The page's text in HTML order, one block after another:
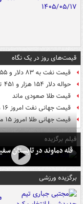
قیمت‌های روز در یک نگاه
قیمت نفت به ۸۳ دلار و ۵۵ سنت در هر بشکه رسید
حواله دلار ۱۵۴ هزار و ۴۵۱ تومان شد
قیمت طلا صعودی ماند
قیمت جهانی نفت امروز ۱۶ مرداد
قیمت جهانی طلا امروز ۱۵ مرداد
فیلم برگزیده
قله دماوند در تابستان
برگزیده ورزشی